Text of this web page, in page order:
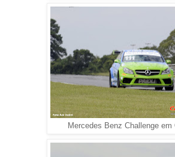
Mercedes Benz Challenge em